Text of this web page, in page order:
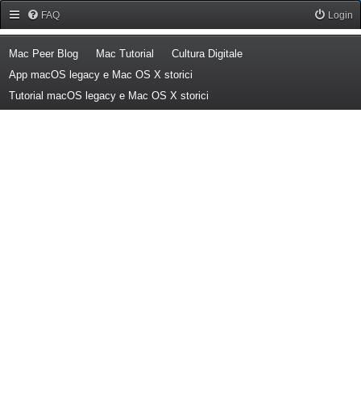
FAQ Login
Mac Peer Blog(Opens a new tab)
Mac Tutorial (Opens a new tab)
Cultura Digitale(Opens a new tab)
App macOS legacy e Mac OS X storici
Tutorial macOS legacy e Mac OS X storici